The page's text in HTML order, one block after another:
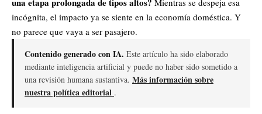
incógnita, el impacto ya se siente en la economía doméstica. Y
no parece que vaya a ser pasajero.
Contenido generado con IA. Este artículo ha sido elaborado
mediante inteligencia artificial y puede no haber sido sometido a
una revisión humana sustantiva. Más información sobre
nuestra política editorial .